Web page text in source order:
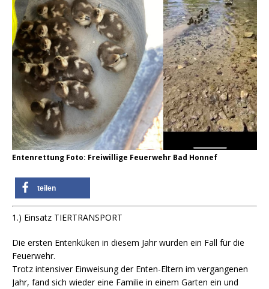
Entenrettung Foto: Freiwillige Feuerwehr Bad Honnef
teilen
1.) Einsatz TIERTRANSPORT
Die ersten Entenküken in diesem Jahr wurden ein Fall für die
Feuerwehr.
Trotz intensiver Einweisung der Enten-Eltern im vergangenen
Jahr, fand sich wieder eine Familie in einem Garten ein und